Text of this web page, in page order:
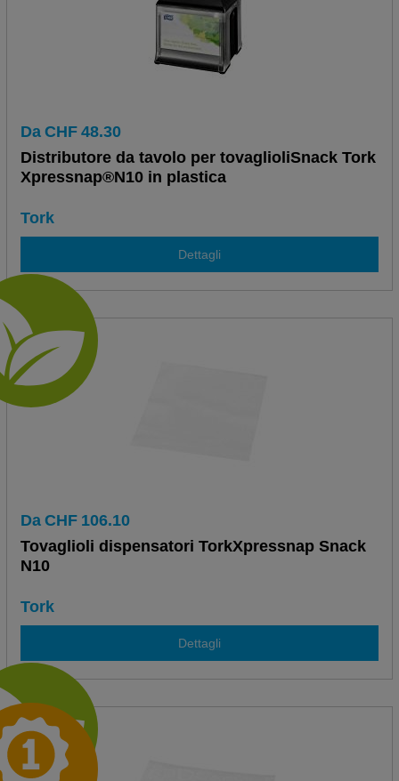
Da CHF 48.30
Distributore da tavolo per tovaglioliSnack Tork
Xpressnap®N10 in plastica
Tork
Dettagli
Da CHF 106.10
Tovaglioli dispensatori TorkXpressnap Snack
N10
Tork
Dettagli